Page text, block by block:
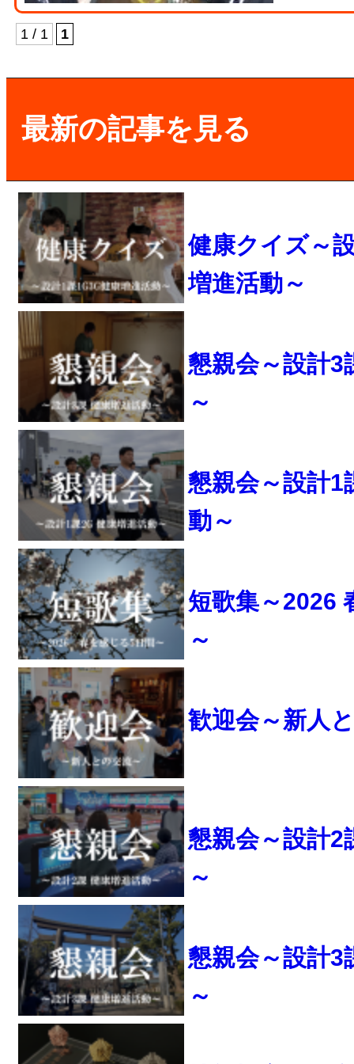
1 / 1 1
最新の記事を見る
健康クイズ～
増進活動～
懇親会～設計3
～
懇親会～設計1
動～
短歌集～2026
～
歓迎会～新人
懇親会～設計2
～
懇親会～設計3
～